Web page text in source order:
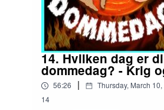
14. Hvilken dag er
dommedag? - Krig
56:26 | Thursday, March
14